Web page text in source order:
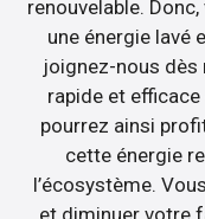
renouvelable.
une énergie lavé
joignez-nous dès
rapide et
pourrez ainsi
cette énergie
l’écosystème.
et diminuer votre